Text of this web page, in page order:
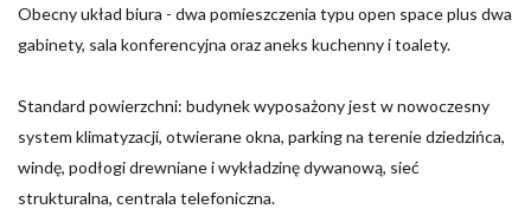
Obecny układ biura - dwa pomieszczenia typu open space plus dwa
gabinety, sala konferencyjna oraz aneks kuchenny i toalety.
Standard powierzchni: budynek wyposażony jest w nowoczesny
system klimatyzacji, otwierane okna, parking na terenie dziedzińca,
windę, podłogi drewniane i wykładzinę dywanową, sieć
strukturalna, centrala telefoniczna.